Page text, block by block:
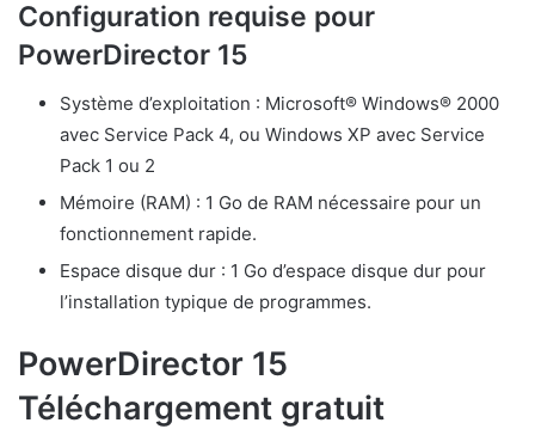
Configuration requise pour
PowerDirector 15
Système d’exploitation : Microsoft® Windows® 2000
avec Service Pack 4, ou Windows XP avec Service
Pack 1 ou 2
Mémoire (RAM) : 1 Go de RAM nécessaire pour un
fonctionnement rapide.
Espace disque dur : 1 Go d’espace disque dur pour
l’installation typique de programmes.
PowerDirector 15
Téléchargement gratuit